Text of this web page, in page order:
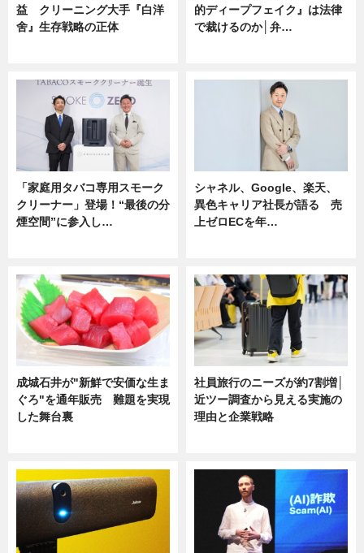
益 クリーニング大手『白洋
舍』生存戦略の正体
的ディープフェイク』は法律
で裁けるのか│弁…
「家庭用タバコ専用スモーク
クリーナー」登場！“最後の分
煙空間”に参入し…
シャネル、Google、楽天、
異色キャリア社長が語る 売
上ゼロECを年…
成城石井が"新鮮で安価な生ま
ぐろ"を通年販売 難題を実現
した舞台裏
社員旅行のニーズが約7割増│
近ツー調査から見える実施の
理由と企業戦略